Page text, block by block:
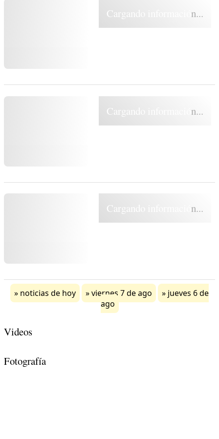
Cargando información...
Cargando información...
Cargando información...
noticias de hoy viernes 7 de ago
jueves 6 de
ago
Videos
Fotografía